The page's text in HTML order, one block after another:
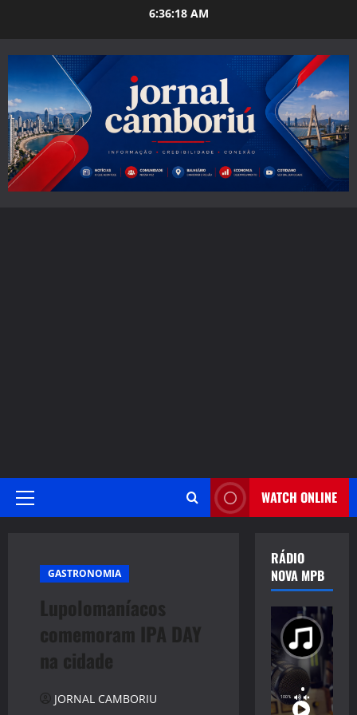
6:36:19 AM
Primary
WATCH ONLINE
GASTRONOMIA
Lupolomaníacos
comemoram IPA DAY
na cidade
JORNAL CAMBORIU
RÁDIO
NOVA MPB